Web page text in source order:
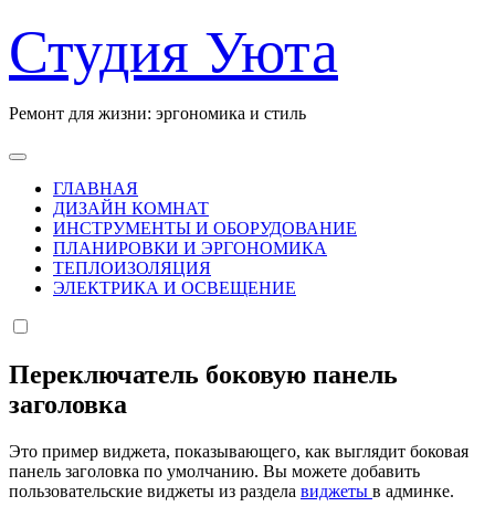
к
содержанию
Студия Уюта
Ремонт для жизни: эргономика и стиль
ГЛАВНАЯ
ДИЗАЙН КОМНАТ
ИНСТРУМЕНТЫ И ОБОРУДОВАНИЕ
ПЛАНИРОВКИ И ЭРГОНОМИКА
ТЕПЛОИЗОЛЯЦИЯ
ЭЛЕКТРИКА И ОСВЕЩЕНИЕ
Переключатель боковую панель
заголовка
Это пример виджета, показывающего, как выглядит боковая
панель заголовка по умолчанию. Вы можете добавить
пользовательские виджеты из раздела виджеты в админке.